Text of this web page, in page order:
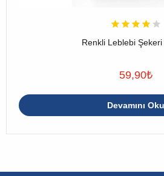
Renkli Leblebi
59,90₺
Devamını Oku